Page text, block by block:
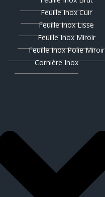
Feuille Inox Cuir
Feuille Inox Lisse
Feuille Inox Miroir
Feuille Inox Polie Miroir
Cornière Inox